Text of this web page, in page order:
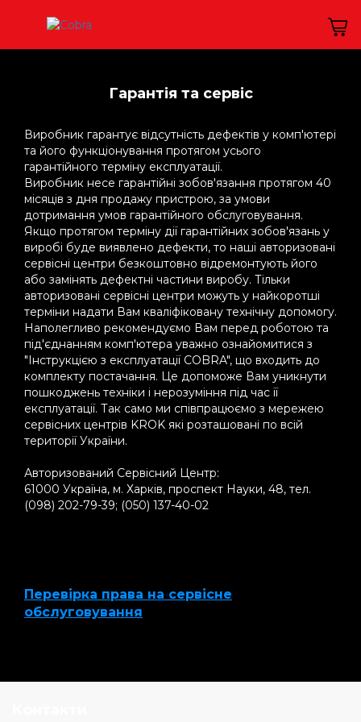
Гарантія та сервіс
Виробник гарантує відсутність дефектів у комп'ютері
та його функціонування протягом усього
гарантійного терміну експлуатації.
Виробник несе гарантійні зобов'язання протягом 40
місяців з дня продажу пристрою, за умови
дотримання умов гарантійного обслуговування.
Якщо протягом терміну дії гарантійних зобов'язань у
виробі буде виявлено дефекти, то наші авторизовані
сервісні центри безкоштовно відремонтують його
або замінять дефектні частини виробу. Тільки
авторизовані сервісні центри можуть у найкоротші
терміни надати Вам кваліфіковану технічну допомогу.
Наполегливо рекомендуємо Вам перед роботою та
під'єднанням комп'ютера уважно ознайомитися з
"Інструкцією з експлуатації COBRA", що входить до
комплекту постачання. Це допоможе Вам уникнути
пошкоджень техніки і нерозуміння під час її
експлуатації. Так само ми співпрацюємо з мережею
сервісних центрів KROK які розташовані по всій
території України.
Авторизований Сервісний Центр:
61000 Україна, м. Харків, проспект Науки, 48, тел.
(098) 202-79-39; (050) 137-40-02
Перевірка права на сервісне
обслуговування